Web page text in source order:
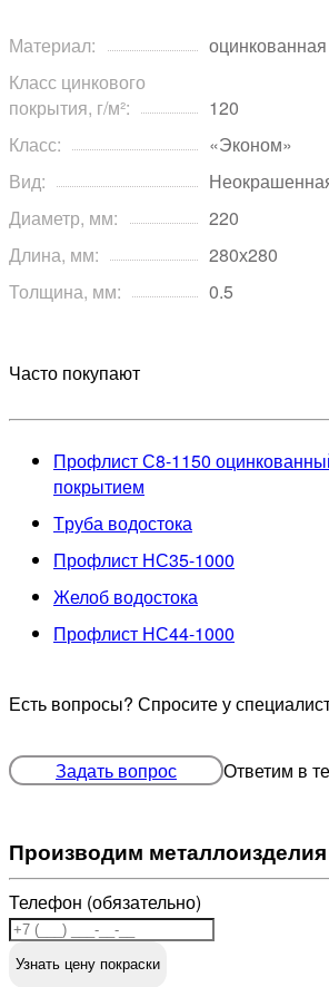
Материал:
Класс цинкового
покрытия, г/м²:
120
Класс:
«Эконом»
Вид:
Диаметр, мм:
220
Длина, мм:
280х280
Толщина, мм:
0.5
Часто покупают
Профлист С8-1150 оцинкованный с полимерным
покрытием
Труба водостока
Профлист НС35-1000
Желоб водостока
Профлист НС44-1000
Есть вопросы? Спросите у
Задать вопрос Ответим в
Производим
Телефон (обязательно)
Узнать цену покраски